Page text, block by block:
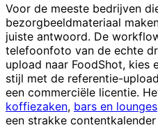
Voor de meeste bedrijven
bezorgbeeldmateriaal
juiste antwoord. De
telefoonfoto van de echte
upload naar FoodShot, kies
stijl met de referentie-
een commerciële licentie.
koffiezaken, bars en lounges
een strakke contentkalender